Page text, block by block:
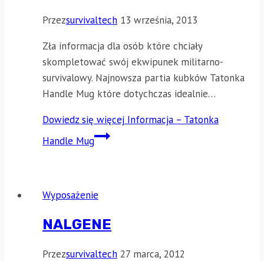
Przezsurvivaltech 13 września, 2013
Zła informacja dla osób które chciały
skompletować swój ekwipunek militarno-
survivalowy. Najnowsza partia kubków Tatonka
Handle Mug które dotychczas idealnie…
Dowiedz się więcej Informacja – Tatonka
Handle Mug
Wyposażenie
NALGENE
Przezsurvivaltech 27 marca, 2012